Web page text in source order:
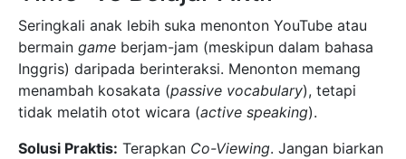
Seringkali anak lebih suka menonton YouTube atau
bermain game berjam-jam (meskipun dalam bahasa
Inggris) daripada berinteraksi. Menonton memang
menambah kosakata (passive vocabulary), tetapi
tidak melatih otot wicara (active speaking).
Solusi Praktis: Terapkan Co-Viewing. Jangan biarkan